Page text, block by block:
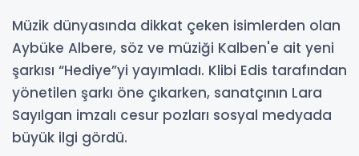
Müzik dünyasında dikkat çeken isimlerden olan
Aybüke Albere, söz ve müziği Kalben'e ait yeni
şarkısı “Hediye”yi yayımladı. Klibi Edis tarafından
yönetilen şarkı öne çıkarken, sanatçının Lara
Sayılgan imzalı cesur pozları sosyal medyada
büyük ilgi gördü.